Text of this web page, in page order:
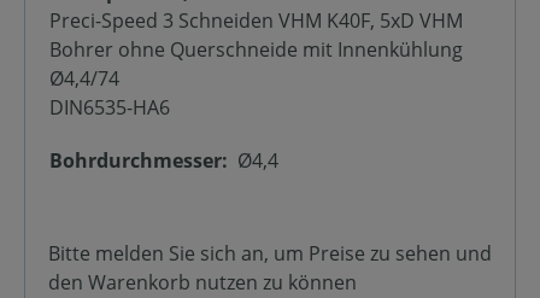
Preci-Speed 3 Schneiden VHM K40F, 5xD VHM
Bohrer ohne Querschneide mit Innenkühlung
Ø4,4/74
DIN6535-HA6
Bohrdurchmesser: Ø4,4
Bitte melden Sie sich an, um Preise zu sehen und
den Warenkorb nutzen zu können